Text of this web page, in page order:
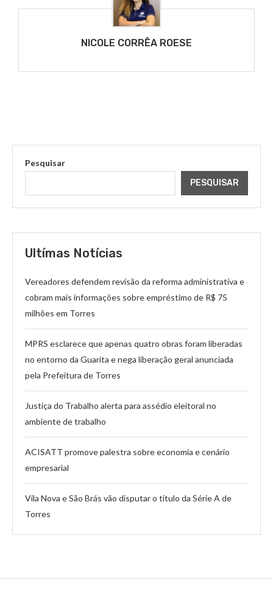
NICOLE CORRÊA ROESE
Pesquisar
PESQUISAR
Ultímas Notícias
Vereadores defendem revisão da reforma administrativa e
cobram mais informações sobre empréstimo de R$ 75
milhões em Torres
MPRS esclarece que apenas quatro obras foram liberadas
no entorno da Guarita e nega liberação geral anunciada
pela Prefeitura de Torres
Justiça do Trabalho alerta para assédio eleitoral no
ambiente de trabalho
ACISATT promove palestra sobre economia e cenário
empresarial
Vila Nova e São Brás vão disputar o título da Série A de
Torres